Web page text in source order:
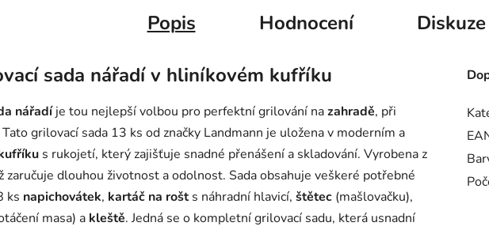
Popis Hodnocení Diskuze
sada nářadí v hliníkovém kufříku
nářadíje tou nejlepší volbou pro perfektní grilování nazahradě, při
grilovací sada 13 ks od značky Landmann je uložena v moderním a
s rukojetí, který zajišťuje snadné přenášení a skladování. Vyrobena z
zaručuje dlouhou životnost a odolnost. Sada obsahuje veškeré potřebné
ks napichovátek, kartáč na rošts náhradní hlavicí, štětec (mašlovačku),
masa) a kleště. Jedná se o kompletní grilovací sadu, která usnadní